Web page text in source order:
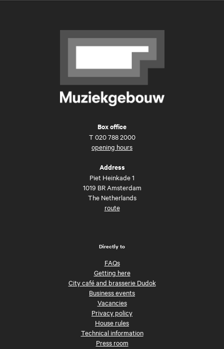
Box office
T 020 788 2000
opening hours
Address
Piet Heinkade 1
1019 BR Amsterdam
The Netherlands
route
Directly to
FAQs
Getting here
City café and brasserie Dudok
Business events
Vacancies
Privacy policy
House rules
Technical information
Press room